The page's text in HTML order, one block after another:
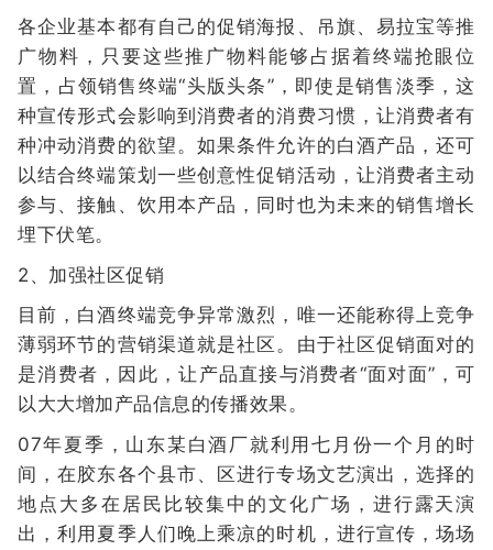
各企业基本都有自己的促销海报、吊旗、易拉宝等推
广物料，只要这些推广物料能够占据着终端抢眼位
置，占领销售终端“头版头条”，即使是销售淡季，这
种宣传形式会影响到消费者的消费习惯，让消费者有
种冲动消费的欲望。如果条件允许的白酒产品，还可
以结合终端策划一些创意性促销活动，让消费者主动
参与、接触、饮用本产品，同时也为未来的销售增长
埋下伏笔。
2、加强社区促销
目前，白酒终端竞争异常激烈，唯一还能称得上竞争
薄弱环节的营销渠道就是社区。由于社区促销面对的
是消费者，因此，让产品直接与消费者“面对面”，可
以大大增加产品信息的传播效果。
07年夏季，山东某白酒厂就利用七月份一个月的时
间，在胶东各个县市、区进行专场文艺演出，选择的
地点大多在居民比较集中的文化广场，进行露天演
出，利用夏季人们晚上乘凉的时机，进行宣传，场场